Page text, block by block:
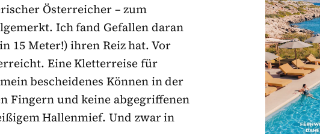
Österreicher – zum
Ich fand Gefallen daran
15 Meter!) ihren Reiz hat. Vor
Eine Kletterreise für
bescheidenes Können in der
Fingern und keine abgegriffenen
Hallenmief. Und zwar in